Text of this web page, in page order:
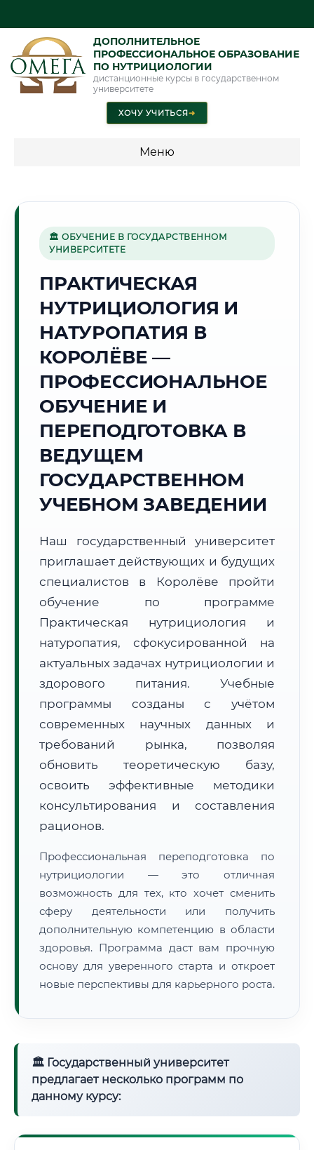
ДОПОЛНИТЕЛЬНОЕ
ПРОФЕССИОНАЛЬНОЕ ОБРАЗОВАНИЕ
ПО НУТРИЦИОЛОГИИ
дистанционные курсы в государственном
университете
ХОЧУ УЧИТЬСЯ➜
Меню
🚀
Г. КОРОЛЁВ
Точное местное время:
23:29:32
2026 г.
Погода в г. Королёв:🌤️ +23°C
🌅 Восход:04:42 🌇 Закат:
20:26
📍 Региональная справка
Субъект:
Московская область
Почтовые индексы:
141070–141080
Часовой пояс:
МСК (UTC+3)
Формат учебы:
Дистанционно
🗺️ Зона обслуживания: г. Королёв
Расчет логистики оригиналов:
• Маршрут транзита:
• Экспресс-доставка СДЭК / Почтой:4–6 рабочих дней
📜 Документы и аккредитация ФИС ФРДО
🏛 ОБУЧЕНИЕ В ГОСУДАРСТВЕННОМ
УНИВЕРСИТЕТЕ
ПРАКТИЧЕСКАЯ
НУТРИЦИОЛОГИЯ И
НАТУРОПАТИЯ В
КОРОЛЁВЕ —
ПРОФЕССИОНАЛЬНОЕ
ОБУЧЕНИЕ И
ПЕРЕПОДГОТОВКА В
ВЕДУЩЕМ
ГОСУДАРСТВЕННОМ
УЧЕБНОМ ЗАВЕДЕНИИ
Наш государственный университет
приглашает действующих и будущих
специалистов в Королёве пройти
обучение по программе
Практическая нутрициология и
натуропатия, сфокусированной на
актуальных задачах нутрициологии и
здорового питания. Учебные
программы созданы с учётом
современных научных данных и
требований рынка, позволяя
обновить теоретическую базу,
освоить эффективные методики
консультирования и составления
рационов.
Профессиональная переподготовка по
нутрициологии — это отличная
возможность для тех, кто хочет сменить
сферу деятельности или получить
дополнительную компетенцию в области
здоровья. Программа даст вам прочную
основу для уверенного старта и откроет
новые перспективы для карьерного роста.
🏛 Государственный университет
предлагает несколько программ по
данному курсу: